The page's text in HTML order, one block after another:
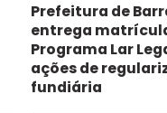
Prefeitura de
entrega
Programa Lar
ações de
fundiária